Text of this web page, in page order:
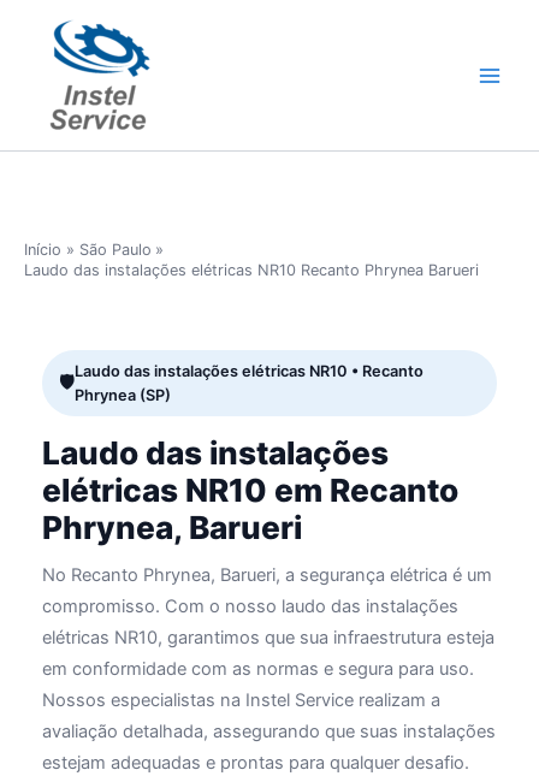
conteúdo
Início
São Paulo
Laudo das instalações elétricas NR10 Recanto Phrynea Barueri
Laudo das instalações elétricas NR10 • Recanto
Phrynea (SP)
Laudo das instalações
elétricas NR10 em Recanto
Phrynea, Barueri
No Recanto Phrynea, Barueri, a segurança elétrica é um
compromisso. Com o nosso laudo das instalações
elétricas NR10, garantimos que sua infraestrutura esteja
em conformidade com as normas e segura para uso.
Nossos especialistas na Instel Service realizam a
avaliação detalhada, assegurando que suas instalações
estejam adequadas e prontas para qualquer desafio.